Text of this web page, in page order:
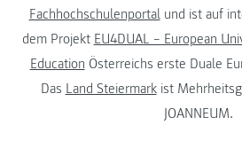
Fachhochschulenportalund ist auf
dem Projekt EU4DUAL – European
Education Österreichs erste Duale
Das Land Steiermarkist
JOANNEUM.